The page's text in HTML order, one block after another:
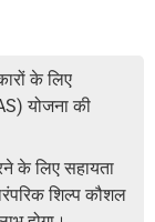
के लिए
योजना की
के लिए सहायता
शिल्प कौशल